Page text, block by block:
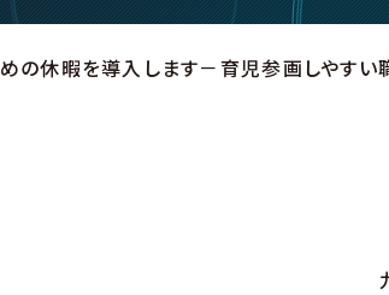
めの休暇を導入します－育児参画しやす